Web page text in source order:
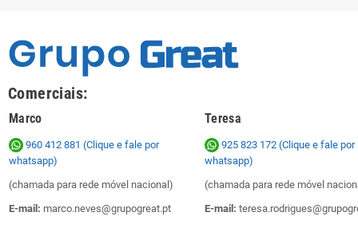
Comerciais:
Marco Teresa
960 412 881 (Clique e fale por
whatsapp)
(chamada para rede móvel nacional)
E-mail: marco.neves@grupogreat.pt
925 823 172 (Clique e fale por
whatsapp)
(chamada para rede móvel
E-mail: